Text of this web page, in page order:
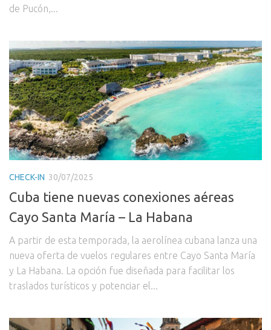
de Pucón,...
CHECK-IN 30/07/2025
Cuba tiene nuevas conexiones aéreas
Cayo Santa María – La Habana
A partir de esta temporada, la aerolínea cubana lanza una
nueva oferta de vuelos regulares entre Cayo Santa María
y La Habana. La opción fue diseñada para facilitar los
traslados turísticos y potenciar el...